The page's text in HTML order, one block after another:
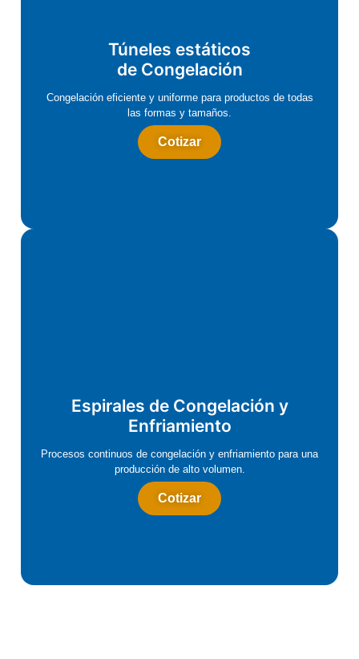
Túneles estáticos
de Congelación
Congelación eficiente y uniforme para productos de todas
las formas y tamaños.
Cotizar
Espirales de Congelación y
Enfriamiento
Procesos continuos de congelación y enfriamiento para una
producción de alto volumen.
Cotizar